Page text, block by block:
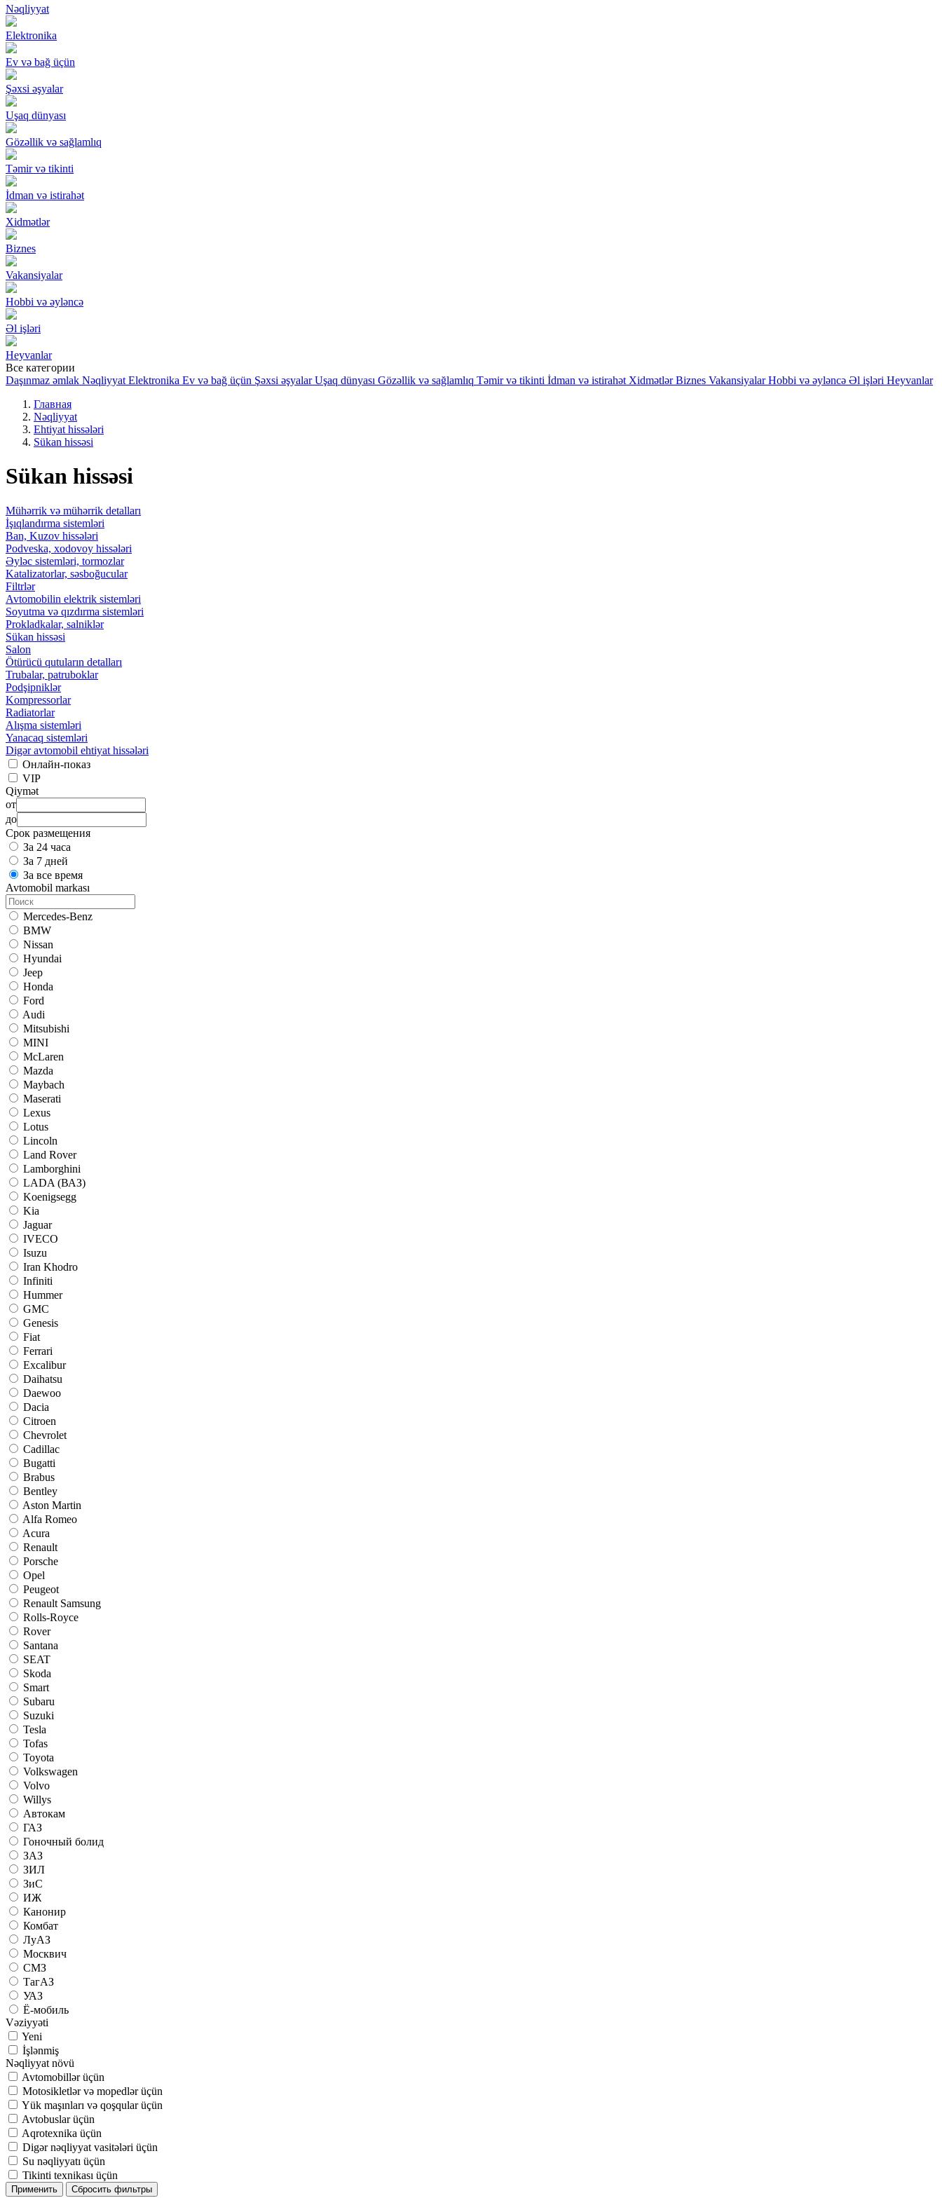
Nəqliyyat
Elektronika
Ev və bağ üçün
Şəxsi əşyalar
Uşaq dünyası
Gözəllik və sağlamlıq
Təmir və tikinti
İdman və istirahət
Xidmətlər
Biznes
Vakansiyalar
Hobbi və əyləncə
Əl işləri
Heyvanlar
Все категории
Daşınmaz əmlak Nəqliyyat Elektronika Ev və bağ üçün Şəxsi əşyalar Uşaq dünyası Gözəllik və sağlamlıq Təmir və tikinti İdman və istirahət Xidmətlər Biznes Vakansiyalar Hobbi və əyləncə Əl işləri Heyvanlar
Главная
Nəqliyyat
Ehtiyat hissələri
Sükan hissəsi
Sükan hissəsi
Mühərrik və mühərrik detalları
İşıqlandırma sistemləri
Ban, Kuzov hissələri
Podveska, xodovoy hissələri
Əyləc sistemləri, tormozlar
Katalizatorlar, səsboğucular
Filtrlər
Avtomobilin elektrik sistemləri
Soyutma və qızdırma sistemləri
Prokladkalar, salniklər
Sükan hissəsi
Salon
Ötürücü qutuların detalları
Trubalar, patruboklar
Podşipniklər
Kompressorlar
Radiatorlar
Alışma sistemləri
Yanacaq sistemləri
Digər avtomobil ehtiyat hissələri
Онлайн-показ
VIP
Qiymət
от
до
Срок размещения
За 24 часа
За 7 дней
За все время
Avtomobil markası
Mercedes-Benz
BMW
Nissan
Hyundai
Jeep
Honda
Ford
Audi
Mitsubishi
MINI
McLaren
Mazda
Maybach
Maserati
Lexus
Lotus
Lincoln
Land Rover
Lamborghini
LADA (ВАЗ)
Koenigsegg
Kia
Jaguar
IVECO
Isuzu
Iran Khodro
Infiniti
Hummer
GMC
Genesis
Fiat
Ferrari
Excalibur
Daihatsu
Daewoo
Dacia
Citroen
Chevrolet
Cadillac
Bugatti
Brabus
Bentley
Aston Martin
Alfa Romeo
Acura
Renault
Porsche
Opel
Peugeot
Renault Samsung
Rolls-Royce
Rover
Santana
SEAT
Skoda
Smart
Subaru
Suzuki
Tesla
Tofas
Toyota
Volkswagen
Volvo
Willys
Автокам
ГАЗ
Гоночный болид
ЗАЗ
ЗИЛ
ЗиС
ИЖ
Канонир
Комбат
ЛуАЗ
Москвич
СМЗ
ТагАЗ
УАЗ
Ё-мобиль
Vəziyyəti
Yeni
İşlənmiş
Nəqliyyat növü
Avtomobillər üçün
Motosikletlər və mopedlər üçün
Yük maşınları və qoşqular üçün
Avtobuslar üçün
Aqrotexnika üçün
Digər nəqliyyat vasitələri üçün
Su nəqliyyatı üçün
Tikinti texnikası üçün
Применить Сбросить фильтры